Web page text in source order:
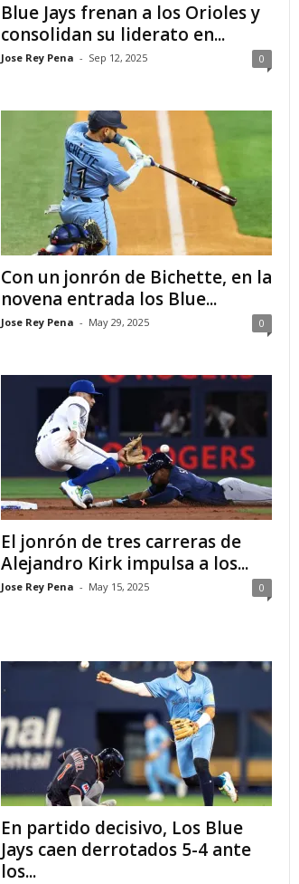
Blue Jays frenan a los Orioles y
consolidan su liderato en...
Jose Rey Pena - Sep 12, 2025 0
Con un jonrón de Bichette, en la
novena entrada los Blue...
Jose Rey Pena - May 29, 2025 0
El jonrón de tres carreras de
Alejandro Kirk impulsa a los...
Jose Rey Pena - May 15, 2025 0
En partido decisivo, Los Blue
Jays caen derrotados 5-4 ante
los...